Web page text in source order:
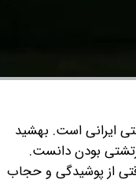
ایرانی است. بهشید
بودن دانست.
از پوشیدگی و حجاب